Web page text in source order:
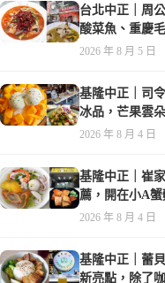
台北中正｜周
酸菜魚、重慶
喝到爽
2026 年 8 月 5 日
基隆中正｜司
冰品，芒果雲
在水準之上
2026 年 8 月 4 日
基隆中正｜崔
薦，開在小A
2026 年 8 月 4 日
基隆中正｜蕾
新亮點，除了